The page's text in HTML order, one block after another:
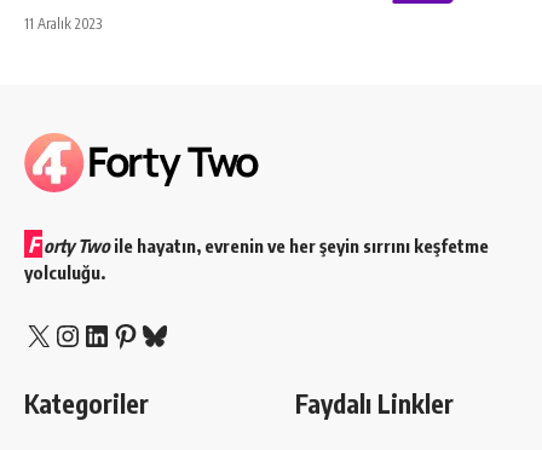
11 Aralık 2023
F orty Twoile hayatın, evrenin ve her şeyin sırrını keşfetme
yolculuğu.
X Instagram
LinkedIn
Pinterest
Bluesky
Kategoriler Faydalı Linkler